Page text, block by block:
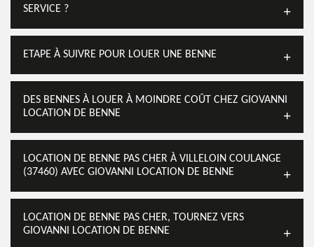
SERVICE ?
ETAPE À SUIVRE POUR LOUER UNE BENNE
DES BENNES À LOUER À MOINDRE COÛT CHEZ GIOVANNI
LOCATION DE BENNE
LOCATION DE BENNE PAS CHER À VILLELOIN COULANGE
(37460) AVEC GIOVANNI LOCATION DE BENNE
LOCATION DE BENNE PAS CHER, TOURNEZ VERS
GIOVANNI LOCATION DE BENNE